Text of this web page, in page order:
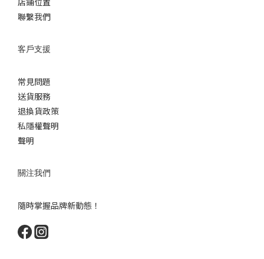
聯繫我們
客戶支援
常見問題
送貨服務
退換貨政策
私隱權聲明
聲明
關注我們
隨時掌握品牌新動態！